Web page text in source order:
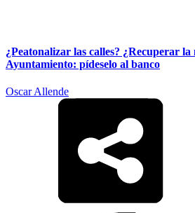
¿Peatonalizar las calles? ¿Recuperar
Ayuntamiento: pídeselo al banco
Oscar Allende